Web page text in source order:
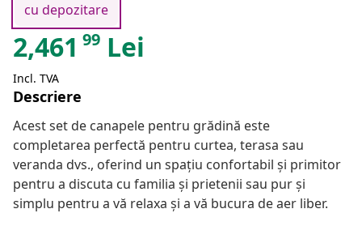
cu depozitare
2,461 99 Lei
Incl. TVA
Descriere
Acest set de canapele pentru grădină este
completarea perfectă pentru curtea, terasa sau
veranda dvs., oferind un spațiu confortabil și primitor
pentru a discuta cu familia și prietenii sau pur și
simplu pentru a vă relaxa și a vă bucura de aer liber.